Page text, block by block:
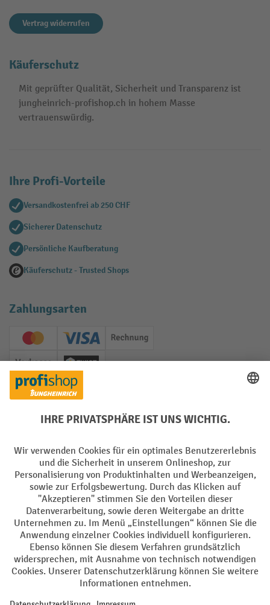
Vertrag widerrufen
Käuferschutz
Mit geprüfter Qualität, Sicherheit und Transparenz ist
jungheinrich-profishop.ch in hohem Masse
vertrauenswürdig.
Ihre Profi-Vorteile
Versandkostenfrei ab 250 CHF
Sicherer Datenschutz
Persönliche Kaufberatung
Käuferschutz - Trusted Shops
Zahlungsarten
Creditcard (Master)Creditcard (Visa)
Rechnung
Vorkasse Twint
Sprachen
DE FR
AGB Impressum Datenschutz Privacy Settings
Alle Preise exkl. gesetzl. Mehrwertsteuer zzgl.Versandkosten und ggf.
Nachnahmegebühren, wenn nicht anders angegeben.